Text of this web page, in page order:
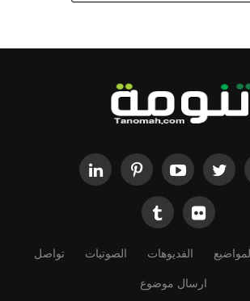
الفديوهات الصوتيات تواصل
ارسال موضوع